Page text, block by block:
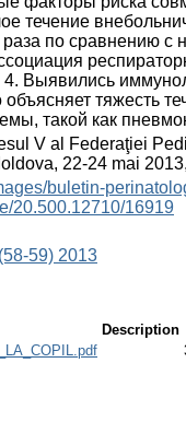
течение
по сравнению с
Выявились
тяжесть
такой как
V al Federaţiei
22-24 mai
buletin-
20.500.12710/16919
59) 2013
Description